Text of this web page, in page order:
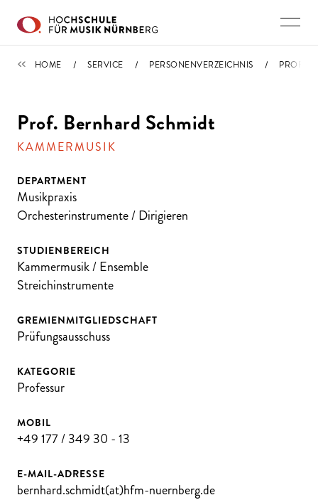
PERSONENVERZEICHNIS
HOME SERVICE PERSONENVERZEICHNIS PROFIL
Prof. Bernhard Schmidt
KAMMERMUSIK
DEPARTMENT
Musikpraxis
Orchesterinstrumente / Dirigieren
STUDIENBEREICH
Kammermusik / Ensemble
Streichinstrumente
GREMIENMITGLIEDSCHAFT
Prüfungsausschuss
KATEGORIE
Professur
MOBIL
+49 177 / 349 30 - 13
E-MAIL-ADRESSE
bernhard.schmidt(at)hfm-nuernberg.de